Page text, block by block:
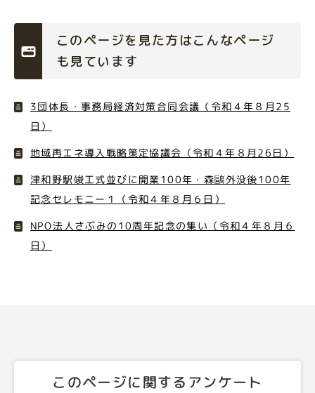
このページを見た方はこんなページ
も見ています
3団体長・事務局経済対策合同会議（令和４年８月25
日）
地域再エネ導入戦略策定協議会（令和４年８月26日）
津和野駅竣工式並びに開業100年・森鷗外没後100年
記念セレモニー１（令和４年８月６日）
NPO法人さぶみの10周年記念の集い（令和４年８月６
日）
このページに関するアンケート